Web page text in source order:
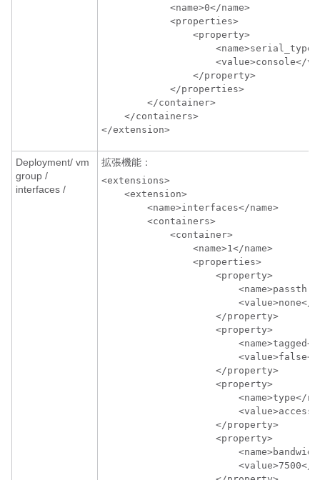
            <name>0</name>
            <properties>
                <property>
<value>console</
                </property>
            </properties>
        </container>
    </containers>
</extension>
Deployment/ vm
group /
interfaces /
拡張機能：
<extensions>
    <extension>
        <name>interfaces</name>
        <containers>
            <container>
                <name>1</name>
                <properties>
                    <property>
<value>none</
                    </property>
                    <property>
                    </property>
                    <property>
<name>type</
                    </property>
                    <property>
<value>7500</